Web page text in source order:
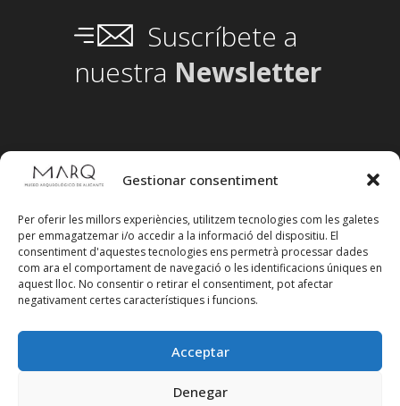
Gestionar consentiment
Per oferir les millors experiències, utilitzem tecnologies com les galetes
per emmagatzemar i/o accedir a la informació del dispositiu. El
consentiment d'aquestes tecnologies ens permetrà processar dades
com ara el comportament de navegació o les identificacions úniques en
aquest lloc. No consentir o retirar el consentiment, pot afectar
negativament certes característiques i funcions.
Acceptar
Denegar
Suscríbete a
nuestra Newsletter
Segueix-nos en xarxes socials